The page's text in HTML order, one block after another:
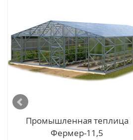
Промышленная теплица
Фермер-11,5